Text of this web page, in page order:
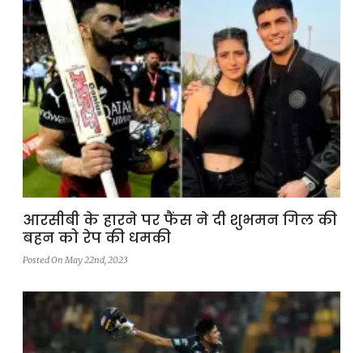
आरसीबी के हारने पर फैंस ने दी शुभमन गिल की
बहन को रेप की धमकी
Posted On May 22nd, 2023